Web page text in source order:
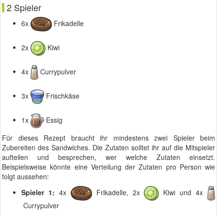
2 Spieler
6x Frikadelle
2x Kiwi
4x Currypulver
3x Frischkäse
1x
Essig
Für dieses Rezept braucht ihr mindestens zwei Spieler beim
Zubereiten des Sandwiches. Die Zutaten solltet ihr auf die Mitspieler
aufteilen und besprechen, wer welche Zutaten einsetzt.
Beispielsweise könnte eine Verteilung der Zutaten pro Person wie
folgt aussehen:
Spieler 1: 4x Frikadelle, 2x
Kiwi und 4x
Currypulver